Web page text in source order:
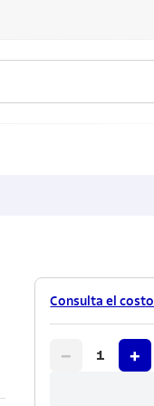
Consulta el
− 1 +